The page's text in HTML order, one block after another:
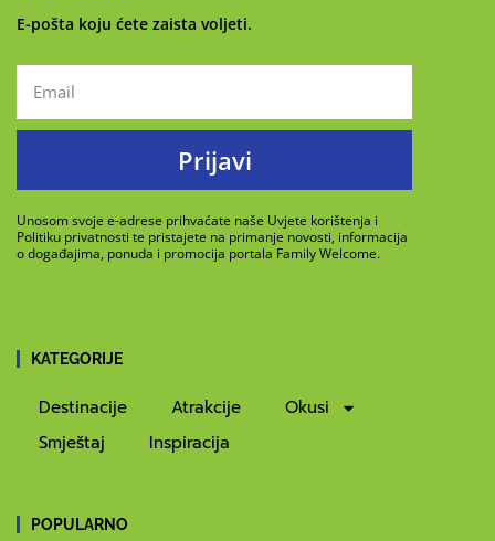
E-pošta koju ćete zaista voljeti.
Prijavi
Unosom svoje e-adrese prihvaćate naše Uvjete korištenja i
Politiku privatnosti te pristajete na primanje novosti, informacija
o događajima, ponuda i promocija portala Family Welcome.
KATEGORIJE
Destinacije Atrakcije
Okusi
Smještaj
Inspiracija
POPULARNO